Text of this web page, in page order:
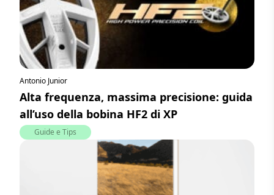
Antonio Junior
Alta frequenza, massima precisione: guida
all’uso della bobina HF2 di XP
Guide e Tips